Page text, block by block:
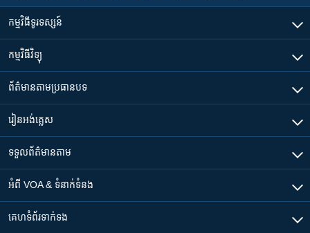
កម្មវិធី​ទូរទស្សន៍
កម្មវិធី​វិទ្យុ
ព័ត៌មាន​តាមប្រធានបទ​
រៀន​​អង់គ្លេស
ទទួល​ព័ត៌មាន​តាម
អំពី​ VOA & ទំនាក់ទំនង
គេហទំព័រ​​ទាក់ទង